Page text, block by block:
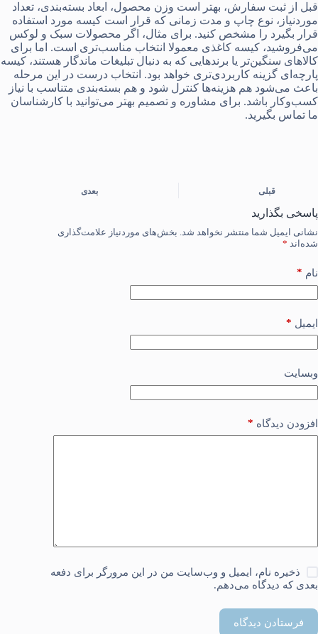
قبل از ثبت سفارش، بهتر است وزن محصول، ابعاد بسته‌بندی، تعداد
موردنیاز، نوع چاپ و مدت زمانی که قرار است کیسه مورد استفاده
قرار بگیرد را مشخص کنید. برای مثال، اگر محصولات سبک و لوکس
می‌فروشید، کیسه کاغذی معمولا انتخاب مناسب‌تری است. اما برای
کالاهای سنگین‌تر یا برندهایی که به دنبال تبلیغات ماندگار هستند، کیسه
پارچه‌ای گزینه کاربردی‌تری خواهد بود. انتخاب درست در این مرحله
باعث می‌شود هم هزینه‌ها کنترل شود و هم بسته‌بندی متناسب با نیاز
کسب‌وکار باشد. برای مشاوره و تصمیم بهتر می‌توانید با کارشناسان
ما تماس بگیرید.
قبلی بعدی
پاسخی بگذارید
نشانی ایمیل شما منتشر نخواهد شد. بخش‌های موردنیاز علامت‌گذاری
شده‌اند *
نام *
ایمیل *
وبسایت
افزودن دیدگاه *
ذخیره نام، ایمیل و وب‌سایت من در این مرورگر برای دفعه
بعدی که دیدگاه می‌دهم.
فرستادن دیدگاه